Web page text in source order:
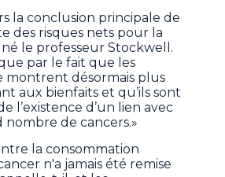
la conclusion principale de
des risques nets pour la
le professeur Stockwell.
par le fait que les
montrent désormais plus
aux bienfaits et qu’ils sont
l’existence d’un lien avec
de cancers.»
la consommation
n'a jamais été remise